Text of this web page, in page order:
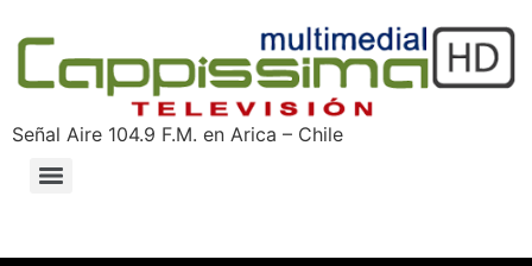
Señal Aire 104.9 F.M. en Arica – Chile